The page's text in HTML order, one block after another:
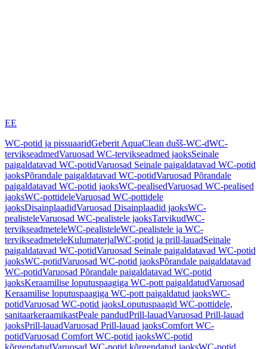
EE
WC-potid ja pissuaaridGeberit AquaClean dušš-WC-dWC-
tervikseadmedVaruosad WC-tervikseadmed jaoksSeinale
paigaldatavad WC-potidVaruosad Seinale paigaldatavad WC-potid
jaoksPõrandale paigaldatavad WC-potidVaruosad Põrandale
paigaldatavad WC-potid jaoksWC-pealisedVaruosad WC-pealised
jaoksWC-pottideleVaruosad WC-pottidele
jaoksDisainplaadidVaruosad Disainplaadid jaoksWC-
pealisteleVaruosad WC-pealistele jaoksTarvikudWC-
tervikseadmeteleWC-pealisteleWC-pealistele ja WC-
tervikseadmeteleKulumaterjalWC-potid ja prill-lauadSeinale
paigaldatavad WC-potidVaruosad Seinale paigaldatavad WC-potid
jaoksWC-potidVaruosad WC-potid jaoksPõrandale paigaldatavad
WC-potidVaruosad Põrandale paigaldatavad WC-potid
jaoksKeraamilise loputuspaagiga WC-pott paigaldatudVaruosad
Keraamilise loputuspaagiga WC-pott paigaldatud jaoksWC-
potidVaruosad WC-potid jaoksLoputuspaagid WC-pottidele,
sanitaarkeraamikastPeale pandudPrill-lauadVaruosad Prill-lauad
jaoksPrill-lauadVaruosad Prill-lauad jaoksComfort WC-
potidVaruosad Comfort WC-potid jaoksWC-potid
kõrgendatudVaruosad WC-potid kõrgendatud jaoksWC-potid